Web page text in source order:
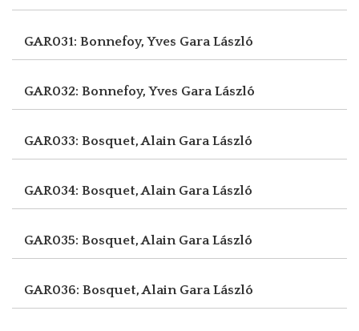
GAR031: Bonnefoy, Yves Gara László
GAR032: Bonnefoy, Yves Gara László
GAR033: Bosquet, Alain Gara László
GAR034: Bosquet, Alain Gara László
GAR035: Bosquet, Alain Gara László
GAR036: Bosquet, Alain Gara László